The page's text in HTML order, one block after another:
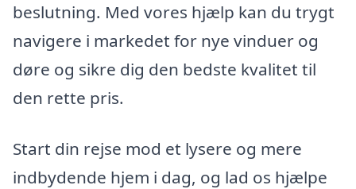
beslutning. Med vores hjælp kan du trygt
navigere i markedet for nye vinduer og
døre og sikre dig den bedste kvalitet til
den rette pris.
Start din rejse mod et lysere og mere
indbydende hjem i dag, og lad os hjælpe